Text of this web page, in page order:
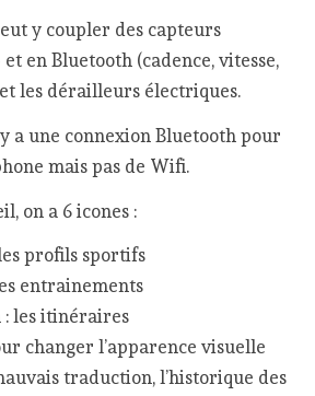
y coupler des capteurs
en Bluetooth (cadence, vitesse,
les dérailleurs électriques.
a une connexion Bluetooth pour
mais pas de Wifi.
on a 6 icones :
profils sportifs
entrainements
les itinéraires
changer l’apparence visuelle
traduction, l’historique des